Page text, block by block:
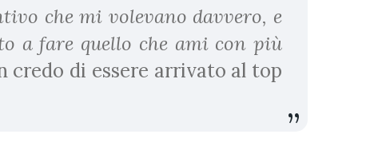
che mi volevano davvero, e
a fare quello che ami con più
credo di essere arrivato al top